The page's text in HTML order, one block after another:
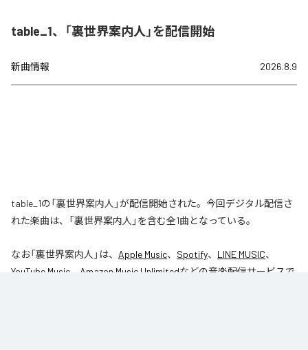
table_1、「裏世界案内人」を配信開始
新曲情報 2026.8.9
table_1の「裏世界案内人」が配信開始された。今回デジタル配信さ
れた楽曲は、「裏世界案内人」を含む全1曲となっている。
なお「裏世界案内人 」は、 Apple Music、 Spotify、 LINE MUSIC、
YouTube Music
Amazon Music Unlimitedなどの音楽配信サービスで